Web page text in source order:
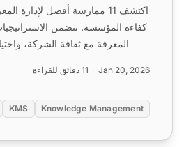
كفاءة المؤسسة. تتضمن
المعرفة مع ثقافة الشركة،
Jan 20, 2026 11 دقائق للقراءة
Knowledge Management
KMS